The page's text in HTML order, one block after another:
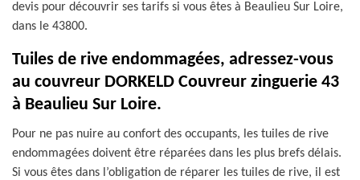
devis pour découvrir ses tarifs si vous êtes à Beaulieu Sur Loire,
dans le 43800.
Tuiles de rive endommagées, adressez-vous
au couvreur DORKELD Couvreur zinguerie 43
à Beaulieu Sur Loire.
Pour ne pas nuire au confort des occupants, les tuiles de rive
endommagées doivent être réparées dans les plus brefs délais.
Si vous êtes dans l’obligation de réparer les tuiles de rive, il est